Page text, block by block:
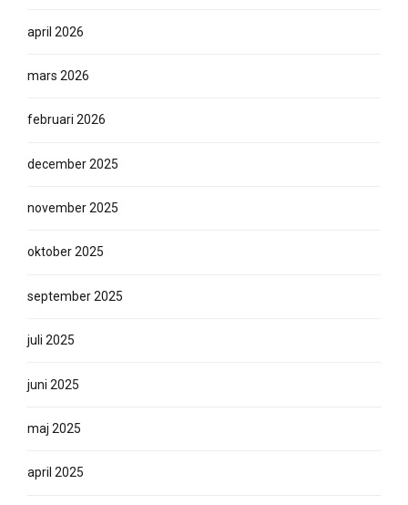
april 2026
mars 2026
februari 2026
december 2025
november 2025
oktober 2025
september 2025
juli 2025
juni 2025
maj 2025
april 2025